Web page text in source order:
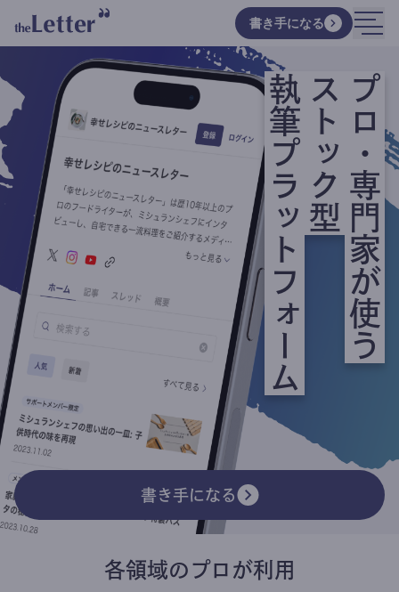
書き手になる
プロ・専門家が使う
ストック型
執筆プラットフォーム
書き手になる
各領域のプロが利用